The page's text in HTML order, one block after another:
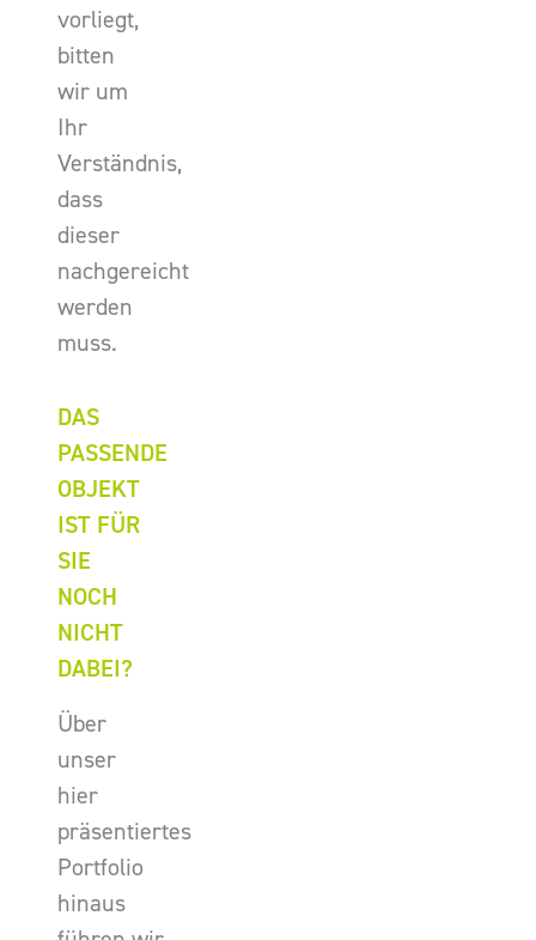
vorliegt,
bitten
wir um
Ihr
Verständnis,
dass
dieser
nachgereicht
werden
muss.
DAS
PASSENDE
OBJEKT
IST FÜR
SIE
NOCH
NICHT
DABEI?
Über
unser
hier
präsentiertes
Portfolio
hinaus